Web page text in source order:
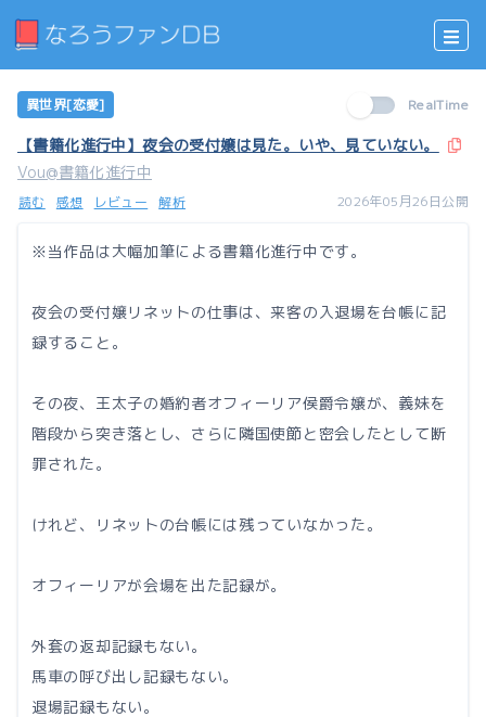
異世界[恋愛] RealTime
【書籍化進行中】夜会の受付嬢は見た。いや、見ていない。
Vou@書籍化進行中
読む 感想 レビュー 解析 2026年05月26日公開
※当作品は大幅加筆による書籍化進行中です。
夜会の受付嬢リネットの仕事は、来客の入退場を台帳に記
録すること。
その夜、王太子の婚約者オフィーリア侯爵令嬢が、義妹を
階段から突き落とし、さらに隣国使節と密会したとして断
罪された。
けれど、リネットの台帳には残っていなかった。
オフィーリアが会場を出た記録が。
外套の返却記録もない。
馬車の呼び出し記録もない。
退場記録もない。